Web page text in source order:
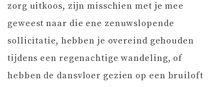
zorg uitkoos, zijn misschien met je mee
geweest naar die ene zenuwslopende
sollicitatie, hebben je overeind gehouden
tijdens een regenachtige wandeling, of
hebben de dansvloer gezien op een bruiloft